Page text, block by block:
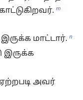
m
மாட்டார். n
அவர்